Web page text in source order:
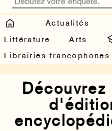
Actualités
Littérature
Arts
Librairies francophones
Découvrez